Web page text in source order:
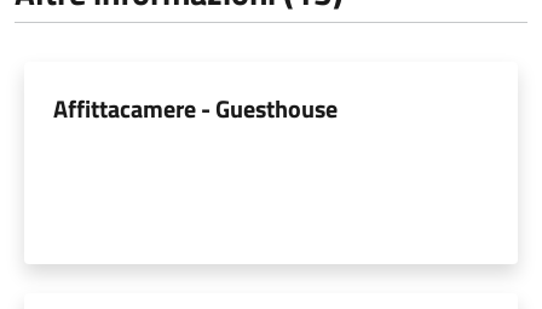
Affittacamere - Guesthouse